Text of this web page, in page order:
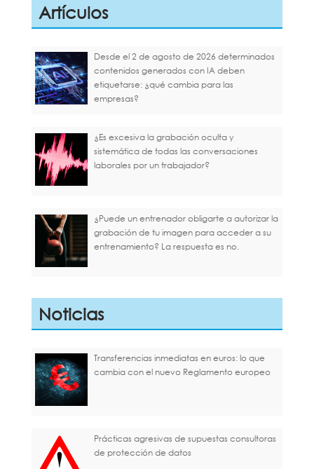
Artículos
Desde el 2 de agosto de 2026 determinados
contenidos generados con IA deben
etiquetarse: ¿qué cambia para las
empresas?
¿Es excesiva la grabación oculta y
sistemática de todas las conversaciones
laborales por un trabajador?
¿Puede un entrenador obligarte a autorizar la
grabación de tu imagen para acceder a su
entrenamiento? La respuesta es no.
Noticias
Transferencias inmediatas en euros: lo que
cambia con el nuevo Reglamento europeo
Prácticas agresivas de supuestas consultoras
de protección de datos